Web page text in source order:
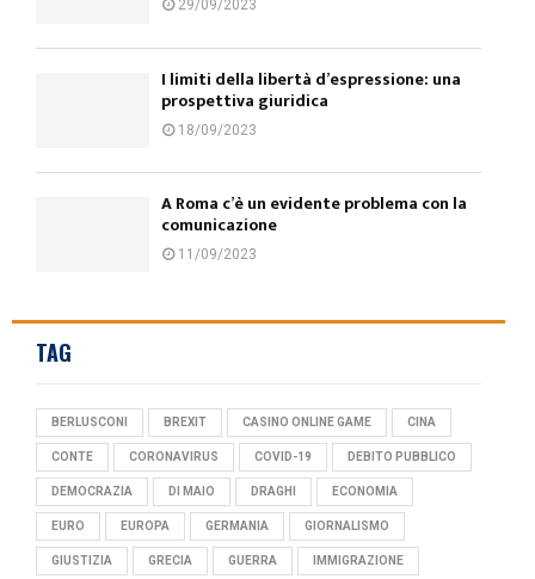
29/09/2023
I limiti della libertà d’espressione: una
prospettiva giuridica
18/09/2023
A Roma c’è un evidente problema con la
comunicazione
11/09/2023
TAG
BERLUSCONI BREXIT CASINO ONLINE GAME CINA
CONTE CORONAVIRUS COVID-19 DEBITO PUBBLICO
DEMOCRAZIA DI MAIO DRAGHI ECONOMIA
EURO EUROPA GERMANIA GIORNALISMO
GIUSTIZIA GRECIA GUERRA IMMIGRAZIONE